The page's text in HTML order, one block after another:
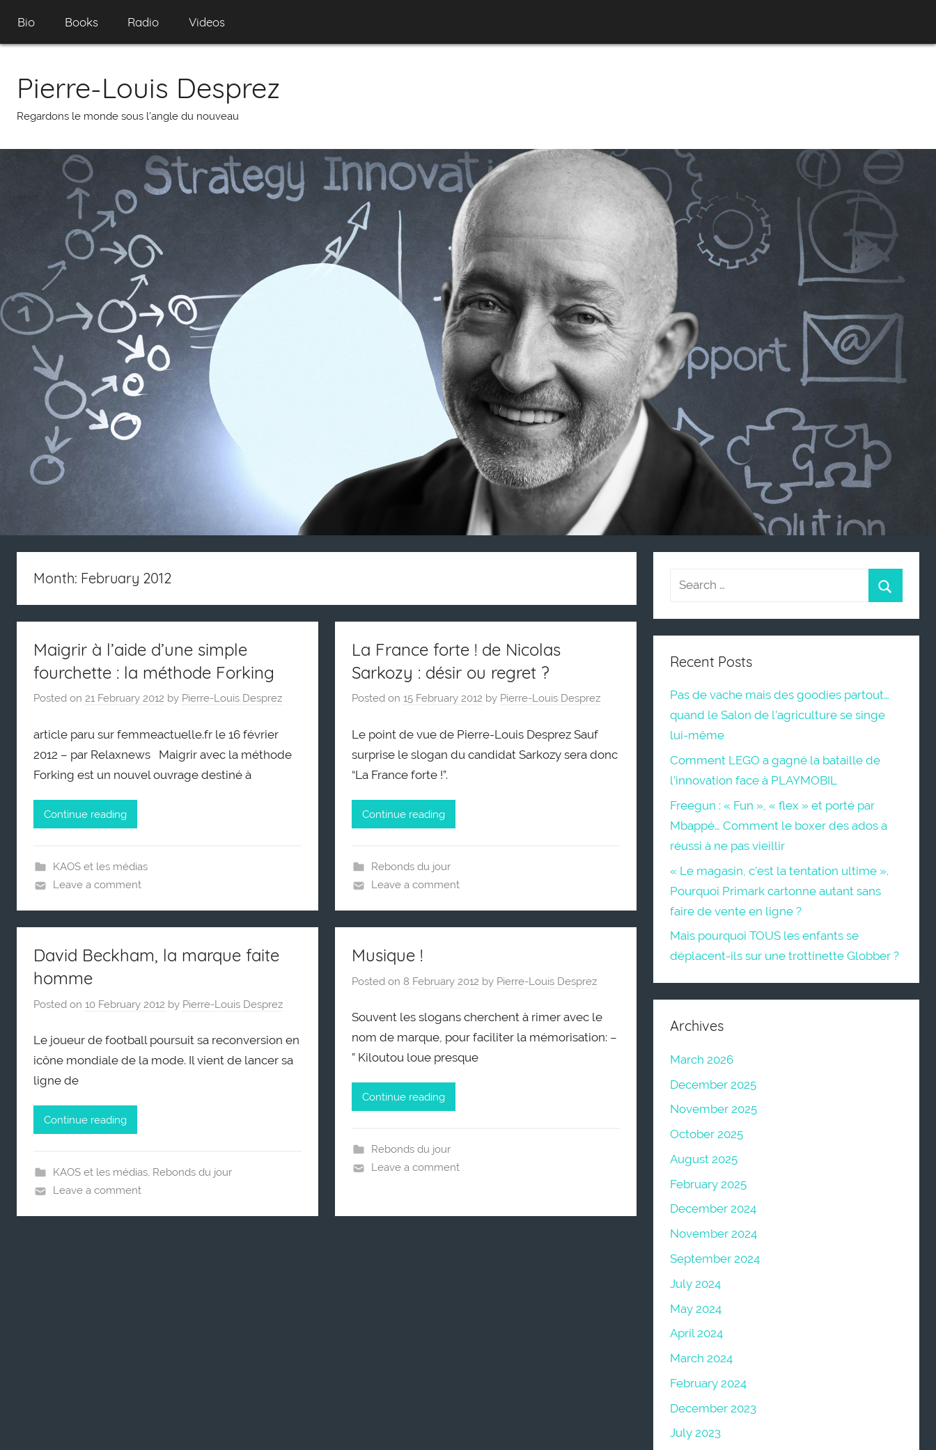
content
Bio Books Radio Videos
Pierre-Louis Desprez
Regardons le monde sous l'angle du nouveau
Month: February 2012
Maigrir à l’aide d’une simple
fourchette : la méthode Forking
Posted on 21 February 2012 by Pierre-Louis Desprez
article paru sur femmeactuelle.fr le 16 février
2012 – par Relaxnews Maigrir avec la méthode
Forking est un nouvel ouvrage destiné à
Continue reading
KAOS et les médias
Leave a comment
La France forte ! de Nicolas
Sarkozy : désir ou regret ?
Posted on15 February 2012 by Pierre-Louis Desprez
Le point de vue de Pierre-Louis Desprez Sauf
surprise le slogan du candidat Sarkozy sera donc
“La France forte !”.
Continue reading
Rebonds du jour
Leave a comment
David Beckham, la marque faite
homme
Posted on 10 February 2012 by Pierre-Louis Desprez
Le joueur de football poursuit sa reconversion en
icône mondiale de la mode. Il vient de lancer sa
ligne de
Continue reading
KAOS et les médias, Rebonds du jour
Leave a comment
Musique !
Posted on 8 February 2012 by Pierre-Louis Desprez
Souvent les slogans cherchent à rimer avec le
nom de marque, pour faciliter la mémorisation: –
” Kiloutou loue presque
Continue reading
Rebonds du jour
Leave a comment
Recent Posts
Pas de vache mais des goodies partout…
quand le Salon de l’agriculture se singe
lui-même
Comment LEGO a gagné la bataille de
l’innovation face à PLAYMOBIL
Freegun : « Fun », « flex » et porté par
Mbappé… Comment le boxer des ados a
réussi à ne pas vieillir
« Le magasin, c’est la tentation ultime ».
Pourquoi Primark cartonne autant sans
faire de vente en ligne ?
Mais pourquoi TOUS les enfants se
déplacent-ils sur une trottinette Globber ?
Archives
March 2026
December 2025
November 2025
October 2025
August 2025
February 2025
December 2024
November 2024
September 2024
July 2024
May 2024
April 2024
March 2024
February 2024
December 2023
July 2023